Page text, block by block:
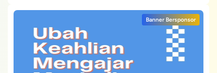
Banner Bersponsor